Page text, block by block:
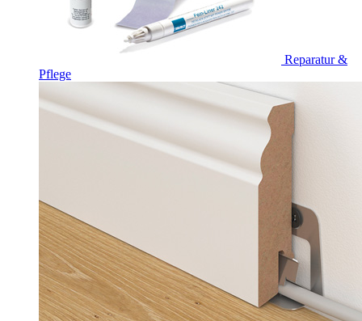
Reparatur &
Pflege